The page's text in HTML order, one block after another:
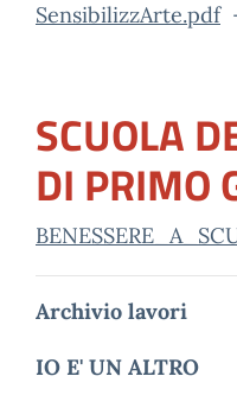
SensibilizzArte.pdf-
SCUOLA
DI PRIMO
Archivio lavori
IO E' UN ALTRO